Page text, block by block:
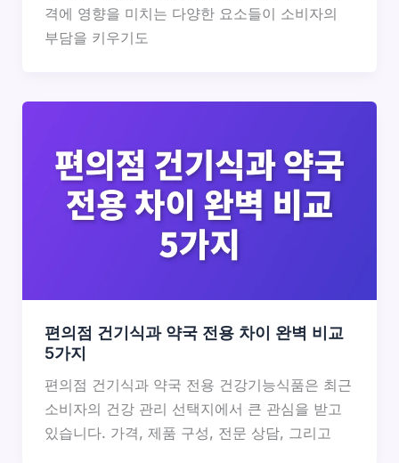
격에 영향을 미치는 다양한 요소들이 소비자의
부담을 키우기도
편의점 건기식과 약국 전용 차이 완벽 비교
5가지
편의점 건기식과 약국 전용 건강기능식품은 최근
소비자의 건강 관리 선택지에서 큰 관심을 받고
있습니다. 가격, 제품 구성, 전문 상담, 그리고